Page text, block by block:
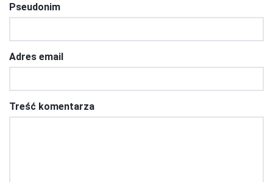
Pseudonim
Adres email
Treść komentarza